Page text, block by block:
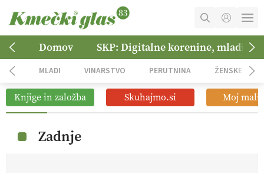
MOJ RAČUN
NAROČITE SE
OGLASNO TRŽENJE
Domov SKP: Digitalne korenine, mladi
MLADI VINARSTVO PERUTNINA ŽENSKE
Knjige in založba Skuhajmo.si Moj mali
Zadnje